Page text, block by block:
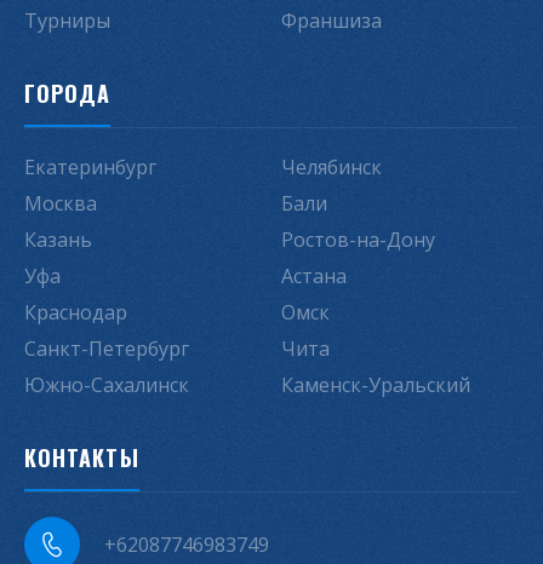
Турниры
Франшиза
ГОРОДА
Екатеринбург
Москва
Казань
Уфа
Краснодар
Санкт-Петербург
Южно-Сахалинск
Челябинск
Бали
Ростов-на-Дону
Астана
Омск
Чита
Каменск-Уральский
КОНТАКТЫ
+62087746983749